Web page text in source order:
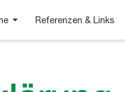
Referenzen & Links